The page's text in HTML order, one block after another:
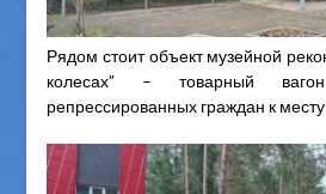
Рядом стоит объект музейной
колесах” – товарный
репрессированных граждан к